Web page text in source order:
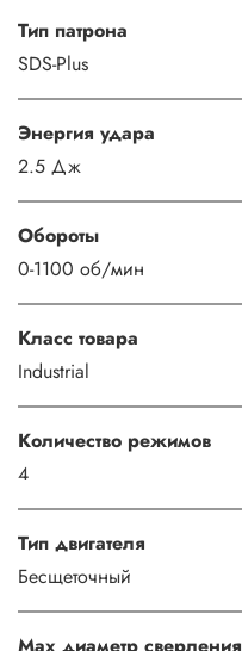
Тип патрона
SDS-Plus
Энергия удара
2.5 Дж
Обороты
0-1100 об/мин
Класс товара
Industrial
Количество режимов
4
Тип двигателя
Бесщеточный